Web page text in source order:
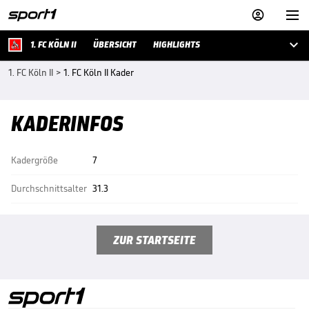


1. FC KÖLN II ÜBERSICHT HIGHLIGHTS 
1. FC Köln II > 1. FC Köln II Kader
KADERINFOS
Kadergröße
Durchschnittsalter
7
31.3
ZUR STARTSEITE